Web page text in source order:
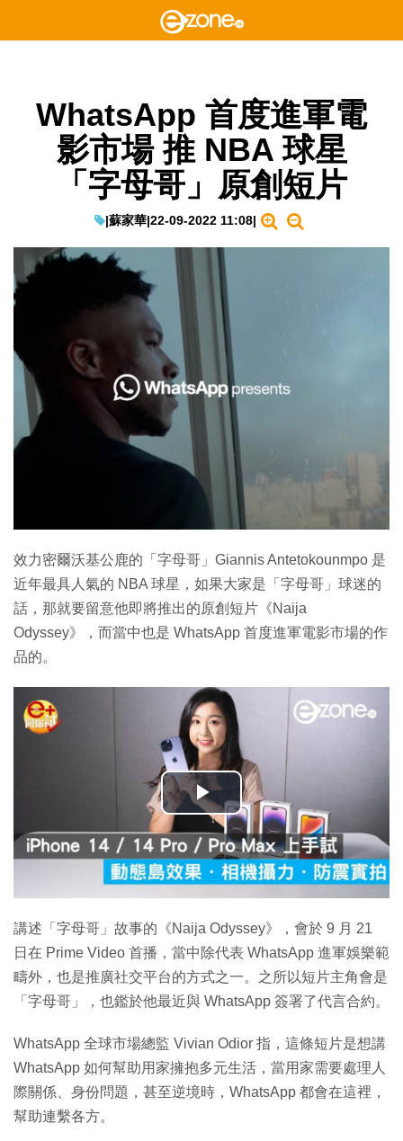
WhatsApp 首度進軍電
影市場 推 NBA 球星
「字母哥」原創短片
|蘇家華|22-09-2022 11:08|
效力密爾沃基公鹿的「字母哥」Giannis Antetokounmpo 是
近年最具人氣的 NBA 球星，如果大家是「字母哥」球迷的
話，那就要留意他即將推出的原創短片《Naija
Odyssey》，而當中也是 WhatsApp 首度進軍電影市場的作
品的。
播
放
影
片
講述「字母哥」故事的《Naija Odyssey》，會於 9 月 21
日在 Prime Video 首播，當中除代表 WhatsApp 進軍娛樂範
疇外，也是推廣社交平台的方式之一。之所以短片主角會是
「字母哥」，也鑑於他最近與 WhatsApp 簽署了代言合約。
WhatsApp 全球市場總監 Vivian Odior 指，這條短片是想講
WhatsApp 如何幫助用家擁抱多元生活，當用家需要處理人
際關係、身份問題，甚至逆境時，WhatsApp 都會在這裡，
幫助連繫各方。